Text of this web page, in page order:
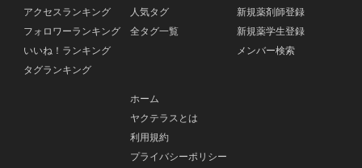
アクセスランキング
フォロワーランキング
いいね！ランキング
タグランキング
人気タグ
全タグ一覧
新規薬剤師登録
新規薬学生登録
メンバー検索
ホーム
ヤクテラスとは
利用規約
プライバシーポリシー